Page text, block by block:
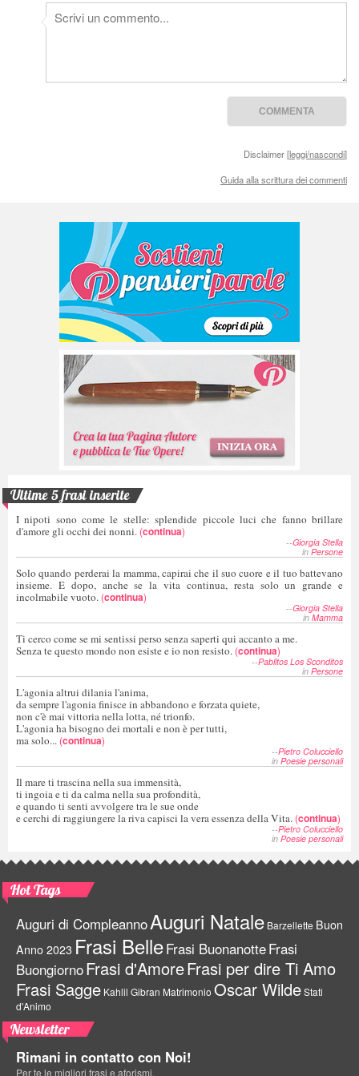
Disclaimer [leggi/nascondi]
Guida alla scrittura dei commenti
Ultime 5 frasi inserite
I nipoti sono come le stelle: splendide piccole luci che fanno brillare
d'amore gli occhi dei nonni. (continua)
--Giorgia Stella
in Persone
Solo quando perderai la mamma, capirai che il suo cuore e il tuo battevano
insieme. E dopo, anche se la vita continua, resta solo un grande e
incolmabile vuoto. (continua)
--Giorgia Stella
in Mamma
Ti cerco come se mi sentissi perso senza saperti qui accanto a me.
Senza te questo mondo non esiste e io non resisto. (continua)
--Pablitos Los Sconditos
in Persone
L'agonia altrui dilania l'anima,
da sempre l'agonia finisce in abbandono e forzata quiete,
non c'è mai vittoria nella lotta, né trionfo.
L'agonia ha bisogno dei mortali e non è per tutti,
ma solo... (continua)
--Pietro Colucciello
in Poesie personali
Il mare ti trascina nella sua immensità,
ti ingoia e ti da calma nella sua profondità,
e quando ti senti avvolgere tra le sue onde
e cerchi di raggiungere la riva capisci la vera essenza della Vita. (continua)
--Pietro Colucciello
in Poesie personali
Hot Tags
Auguri di CompleannoAuguri Natale Barzellette Buon
Anno 2023 Frasi BelleFrasi BuonanotteFrasi
BuongiornoFrasi d'AmoreFrasi per dire Ti Amo
Frasi Sagge Kahlil Gibran Matrimonio Oscar WildeStati
d'Animo
Newsletter
Rimani in contatto con Noi!
Per te le migliori frasi e aforismi.